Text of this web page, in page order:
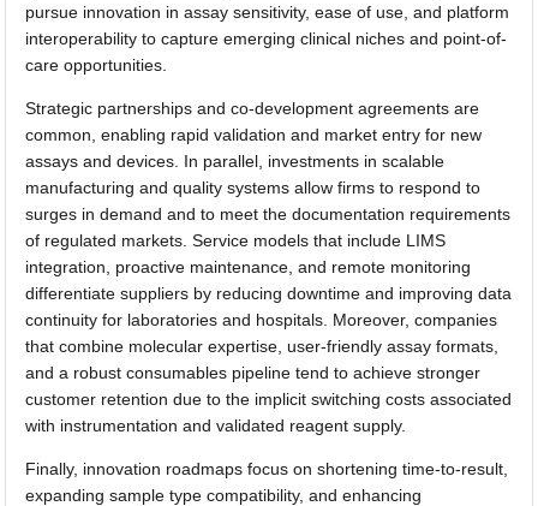
pursue innovation in assay sensitivity, ease of use, and platform
interoperability to capture emerging clinical niches and point-of-
care opportunities.
Strategic partnerships and co-development agreements are
common, enabling rapid validation and market entry for new
assays and devices. In parallel, investments in scalable
manufacturing and quality systems allow firms to respond to
surges in demand and to meet the documentation requirements
of regulated markets. Service models that include LIMS
integration, proactive maintenance, and remote monitoring
differentiate suppliers by reducing downtime and improving data
continuity for laboratories and hospitals. Moreover, companies
that combine molecular expertise, user-friendly assay formats,
and a robust consumables pipeline tend to achieve stronger
customer retention due to the implicit switching costs associated
with instrumentation and validated reagent supply.
Finally, innovation roadmaps focus on shortening time-to-result,
expanding sample type compatibility, and enhancing